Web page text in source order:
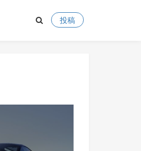
投稿